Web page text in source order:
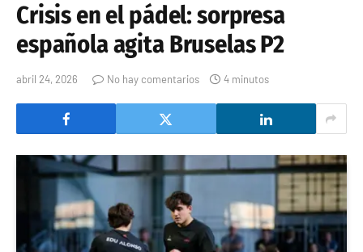
Crisis en el pádel: sorpresa
española agita Bruselas P2
abril 24, 2026 No hay comentarios 4 minutos